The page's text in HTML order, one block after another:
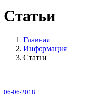
Статьи
Главная
Информация
Статьи
06-06-2018